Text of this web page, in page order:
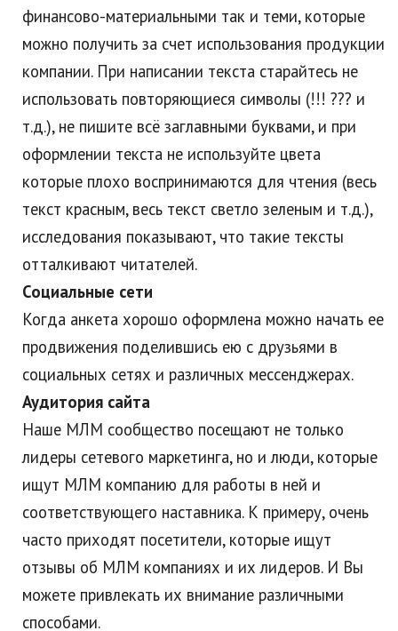
финансово-материальными так и теми, которые
можно получить за счет использования продукции
компании. При написании текста старайтесь не
использовать повторяющиеся символы (!!! ??? и
т.д.), не пишите всё заглавными буквами, и при
оформлении текста не используйте цвета
которые плохо воспринимаются для чтения (весь
текст красным, весь текст светло зеленым и т.д.),
исследования показывают, что такие тексты
отталкивают читателей.
Социальные сети
Когда анкета хорошо оформлена можно начать ее
продвижения поделившись ею с друзьями в
социальных сетях и различных мессенджерах.
Аудитория сайта
Наше МЛМ сообщество посещают не только
лидеры сетевого маркетинга, но и люди, которые
ищут МЛМ компанию для работы в ней и
соответствующего наставника. К примеру, очень
часто приходят посетители, которые ищут
отзывы об МЛМ компаниях и их лидеров. И Вы
можете привлекать их внимание различными
способами.